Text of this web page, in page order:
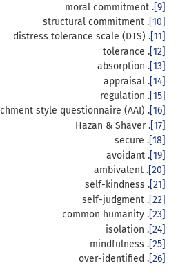
[9]
. moral commitment
[10]
. structural commitment
[11]
. distress tolerance scale (DTS)
[12]
. tolerance
[13]
. absorption
[14]
. appraisal
[15]
. regulation
[16]
. attachment style questionnaire (AAI)
[17]
. Hazan & Shaver
[18]
. secure
[19]
. avoidant
[20]
. ambivalent
[21]
. self-kindness
[22]
. self-judgment
[23]
. common humanity
[24]
. isolation
[25]
. mindfulness
[26]
. over-identified